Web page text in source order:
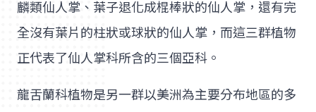
麟類仙人掌、葉子退化成棍棒狀的仙人掌，還有完
全沒有葉片的柱狀或球狀的仙人掌，而這三群植物
正代表了仙人掌科所含的三個亞科。
龍舌蘭科植物是另一群以美洲為主要分布地區的多